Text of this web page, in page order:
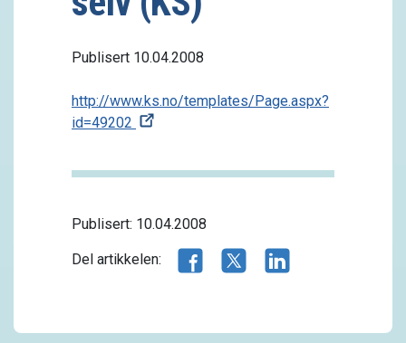
Publisert 10.04.2008
http://www.ks.no/templates/Page.aspx?
id=49202
Publisert: 10.04.2008
Del artikkelen: Del artikkelen på Facebook
Del artikkelen på X.com